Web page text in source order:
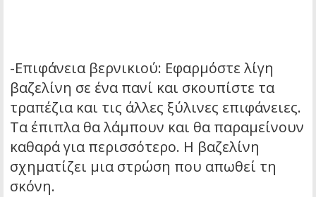
-Επιφάνεια βερνικιού: Εφαρμόστε λίγη
βαζελίνη σε ένα πανί και σκουπίστε τα
τραπέζια και τις άλλες ξύλινες επιφάνειες.
Τα έπιπλα θα λάμπουν και θα παραμείνουν
καθαρά για περισσότερο. Η βαζελίνη
σχηματίζει μια στρώση που απωθεί τη
σκόνη.